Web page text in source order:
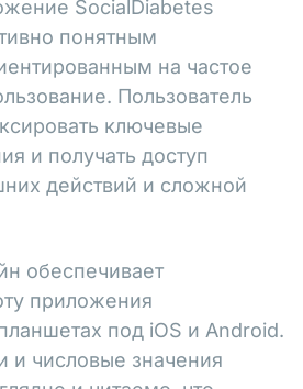
SocialDiabetes
понятным
на частое
Пользователь
ключевые
и получать доступ
действий и сложной
обеспечивает
приложения
под iOS и Android.
и числовые значения